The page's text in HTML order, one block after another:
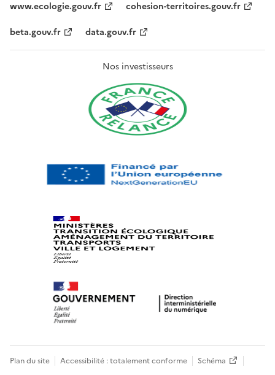
www.ecologie.gouv.fr
cohesion-territoires.gouv.fr
beta.gouv.fr
data.gouv.fr
Nos investisseurs
Plan du site Accessibilité : totalement conforme Schéma